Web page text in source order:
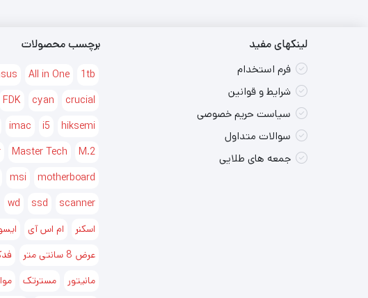
لینکهای مفید
فرم استخدام
شرایط و قوانین
سیاست حریم خصوصی
سوالات متداول
جمعه های طلایی
برچسب محصولات
1tb
All in One
crucial
cyan
FDK
hiksemi
i5
imac
M.2
Master Tech
motherboard
msi
scanner
ssd
wd
اسکنر
ام اس آی
عرض 8 سانتی متر
مانیتور
مسترتک